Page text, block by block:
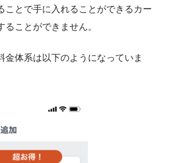
ことで手に入れることができるカー
ることができません。
金体系は以下のようになっていま